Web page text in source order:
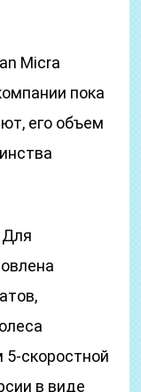
Micra
пока
его объем
Для
скоростной
в виде